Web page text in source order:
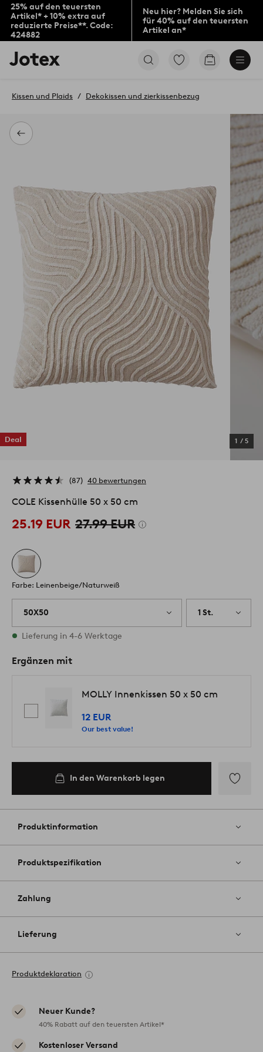
25% auf den teuersten
Artikel* + 10% extra auf
reduzierte Preise**. Code:
424882
Neu hier? Melden Sie sich
für 40% auf den teuersten
Artikel an*
Jotex-
Logo
Startseite
Zu
Favoriten
Zum
Zurück
Kissen und Plaids Dekokissen und zierkissenbezug
Deal 1 / 5
87 40 bewertungen
COLE Kissenhülle 50 x 50 cm
25.19 EUR 27.99 EUR
Farbe: Leinenbeige/Naturweiß
50X50 1 St.
Vorrätig
Lieferung in 4-6 Werktage
Ergänzen mit
MOLLY Innenkissen 50 x 50 cm
12 EUR
Our best value!
In den Warenkorb legen
Favoriten
Produktinformation
Produktspezifikation
Zahlung
Lieferung
Produktdeklaration
Neuer Kunde?
40% Rabatt auf den teuersten Artikel*
Kostenloser Versand